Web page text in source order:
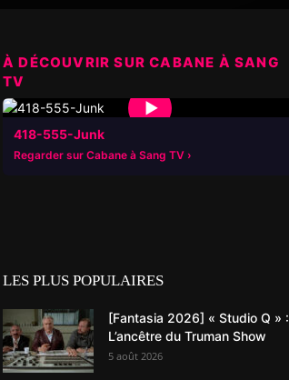
À DÉCOUVRIR SUR CABANE À SANG
TV
▶
418-555-Junk
Regarder sur Cabane à Sang TV
LES PLUS POPULAIRES
[Fantasia 2026] « Studio Q » :
L’ancêtre du Truman Show
5 août 2026